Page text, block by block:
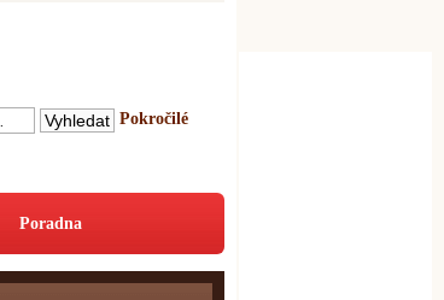
Pokročilé
Poradna